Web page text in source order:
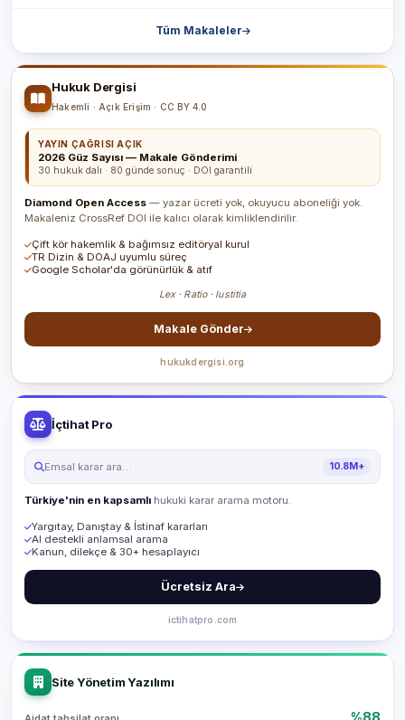
Tüm Makaleler
Hukuk Dergisi
Hakemli · Açık Erişim · CC BY 4.0
YAYIN ÇAĞRISI AÇIK
2026 Güz Sayısı — Makale Gönderimi
30 hukuk dalı · 80 günde sonuç · DOI garantili
Diamond Open Access — yazar ücreti yok, okuyucu aboneliği yok.
Makaleniz CrossRef DOI ile kalıcı olarak kimliklendirilir.
Çift kör hakemlik & bağımsız editöryal kurul
TR Dizin & DOAJ uyumlu süreç
Google Scholar'da görünürlük & atıf
Lex · Ratio · Iustitia
Makale Gönder
hukukdergisi.org
İçtihat Pro
Emsal karar ara… 10.8M+
Türkiye'nin en kapsamlı hukuki karar arama motoru.
Yargıtay, Danıştay & İstinaf kararları
AI destekli anlamsal arama
Kanun, dilekçe & 30+ hesaplayıcı
Ücretsiz Ara
ictihatpro.com
Site Yönetim Yazılımı
%88